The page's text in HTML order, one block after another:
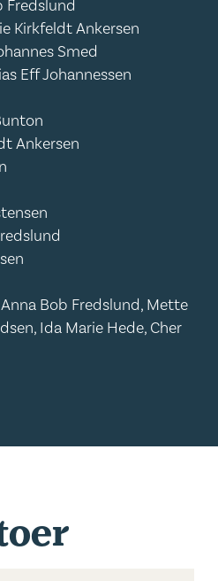
Fredslund
Kirkfeldt Ankersen
Smed
Eff Johannessen
Ankersen
Anna Bob Fredslund, Mette
Ida Marie Hede, Cher